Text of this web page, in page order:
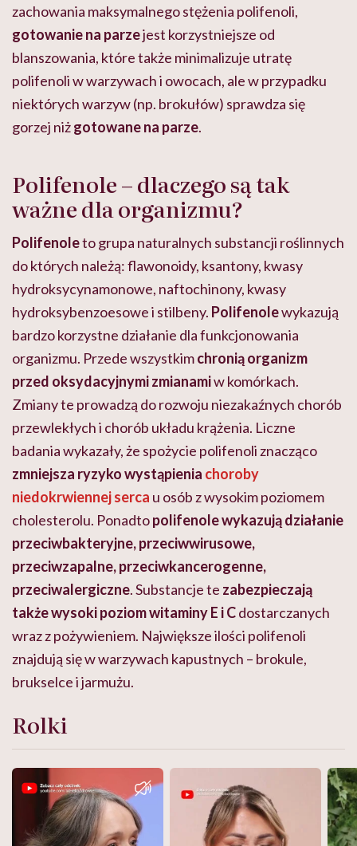
zachowania maksymalnego stężenia polifenoli,
gotowanie na parzejest korzystniejsze od
blanszowania, które także minimalizuje utratę
polifenoli w warzywach i owocach, ale w przypadku
niektórych warzyw (np. brokułów) sprawdza się
gorzej niżgotowane na parze.
Polifenole – dlaczego są tak
ważne dla organizmu?
Polifenoleto grupa naturalnych substancji roślinnych
do których należą: flawonoidy, ksantony, kwasy
hydroksycynamonowe, naftochinony, kwasy
hydroksybenzoesowe i stilbeny. Polifenolewykazują
bardzo korzystne działanie dla funkcjonowania
organizmu. Przede wszystkimchronią organizm
przed oksydacyjnymi zmianamiw komórkach.
Zmiany te prowadzą do rozwoju niezakaźnych chorób
przewlekłych i chorób układu krążenia. Liczne
badania wykazały, że spożycie polifenoli znacząco
zmniejsza ryzyko wystąpienia choroby
niedokrwiennej serca u osób z wysokim poziomem
cholesterolu. Ponadtopolifenole wykazują działanie
przeciwbakteryjne, przeciwwirusowe,
przeciwzapalne, przeciwkancerogenne,
przeciwalergiczne. Substancje te zabezpieczają
także wysoki poziom witaminy E i Cdostarczanych
wraz z pożywieniem. Największe ilości polifenoli
znajdują się w warzywach kapustnych – brokule,
brukselce i jarmużu.
Rolki